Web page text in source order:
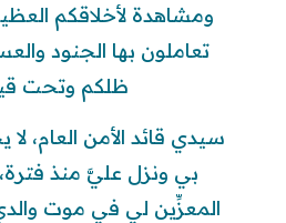
ومشاهدة لأخلاقكم
تعاملون بها الجنود
ظلكم وتحت
سيدي قائد الأمن العام،
بي ونزل عليَّ منذ
المعزِّين لي في موت